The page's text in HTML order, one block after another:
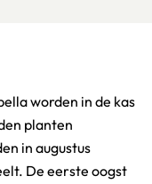
worden in de kas
planten
in augustus
De eerste oogst